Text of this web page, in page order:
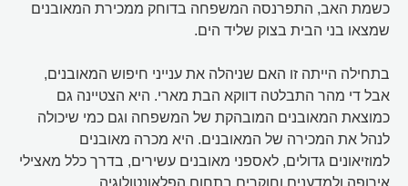
כשמת האב, התפרנסה המשפחה בדוחק ממכירת המאובנים
שמצאו בני הבית בצוק שליד הים.
בתחילה הייתה זו האם שניהלה את ענייני חיפוש המאובנים,
אבל די מהר התבלטה דווקא הבת מארי. היא הצטיינה גם
כמוצאת המאובנים המובהקת של המשפחה וגם כמי שיכולה
לנהל את המכירה של המאובנים. היא מכרה מאובנים
למוזיאונים גדולים, לאספני מאובנים עשירים, בדרך כלל מאצילי
אירופה ולמדענים וחוקרים בתחום הפלאונטולוגיה.